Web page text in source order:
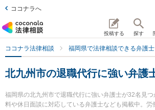
ココナラへ
投稿する 探す
ココナラ法律相談 福岡県で法律相談できる弁護士
北九州市の退職代行に強い弁護
福岡県の北九州市で退職代行に強い弁護士が32名見
料や休日面談に対応している弁護士なども掲載中。労